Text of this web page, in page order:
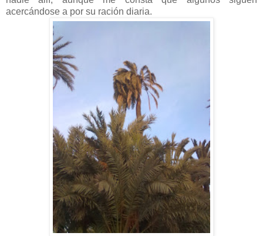
acercándose a por su ración diaria.